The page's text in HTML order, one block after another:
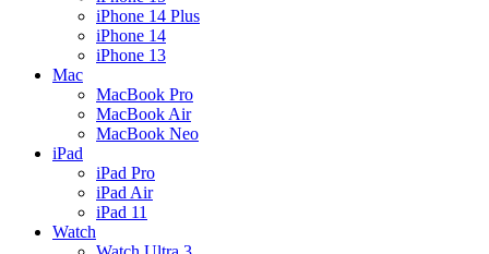
iPhone 14 Plus
iPhone 14
iPhone 13
Mac
MacBook Pro
MacBook Air
MacBook Neo
iPad
iPad Pro
iPad Air
iPad 11
Watch